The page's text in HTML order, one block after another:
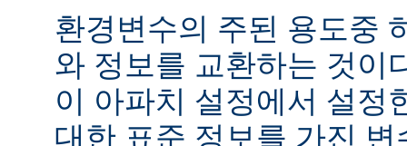
환경변수의 주된 용도중
와 정보를 교환하는 것이
이 아파치 설정에서 설정
대한 표준 정보를 가진